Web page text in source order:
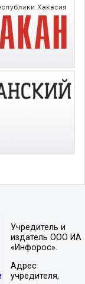
Учредитель и
издатель ООО ИА
«Инфорос».
Адрес
учредителя,